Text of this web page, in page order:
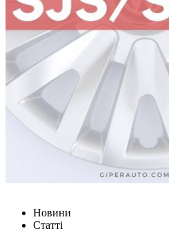
Новини
Статті